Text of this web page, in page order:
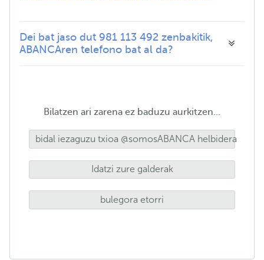
Dei bat jaso dut 981 113 492 zenbakitik,
ABANCAren telefono bat al da?
Bilatzen ari zarena ez baduzu aurkitzen...
bidal iezaguzu txioa @somosABANCA helbidera
Idatzi zure galderak
bulegora etorri